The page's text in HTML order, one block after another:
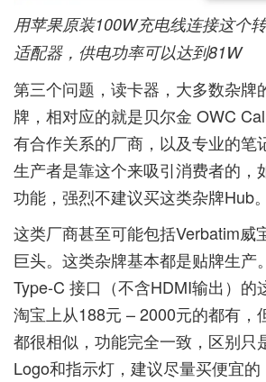
用苹果原装100W充电线连接这个
适配器，供电功率可以达到81W
第三个问题，读卡器，大多数杂牌
牌，相对应的就是贝尔金 OWC
有合作关系的厂商，以及专业的笔
生产者是靠这个来吸引消费者的，
功能，强烈不建议买这类杂牌Hub。
这类厂商甚至可能包括Verbatim威
巨头。这类杂牌基本都是贴牌生产
Type-C 接口（不含HDMI输出）的
淘宝上从188元 – 2000元的都有，
都很相似，功能完全一致，区别只
Logo和指示灯，建议尽量买便宜